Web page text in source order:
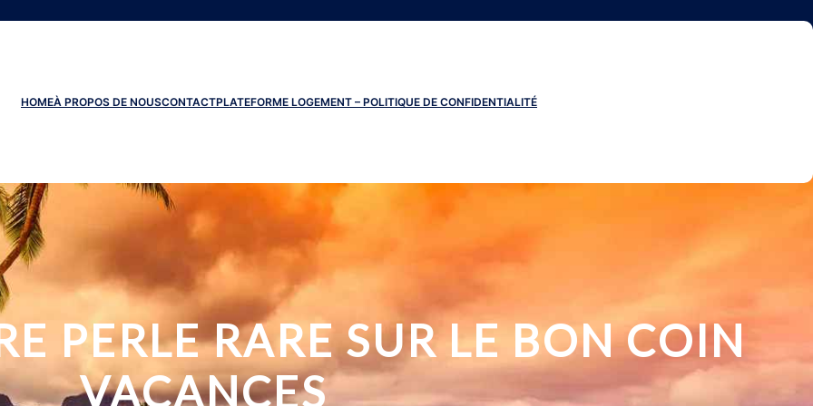
HOMEÀ PROPOS DE NOUSCONTACTPLATEFORME LOGEMENT – POLITIQUE DE CONFIDENTIALITÉ
PERLE RARE SUR LE BON COIN
VACANCES